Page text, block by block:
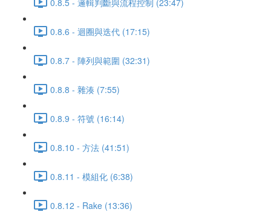
0.8.6 - 迴圈與迭代 (17:15)
0.8.7 - 陣列與範圍 (32:31)
0.8.8 - 雜湊 (7:55)
0.8.9 - 符號 (16:14)
0.8.10 - 方法 (41:51)
0.8.11 - 模組化 (6:38)
0.8.12 - Rake (13:36)